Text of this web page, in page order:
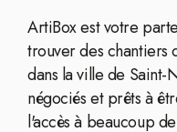
ArtiBox est votre
trouver des chantiers
dans la ville de Saint-
négociés et prêts à
l'accès à beaucoup